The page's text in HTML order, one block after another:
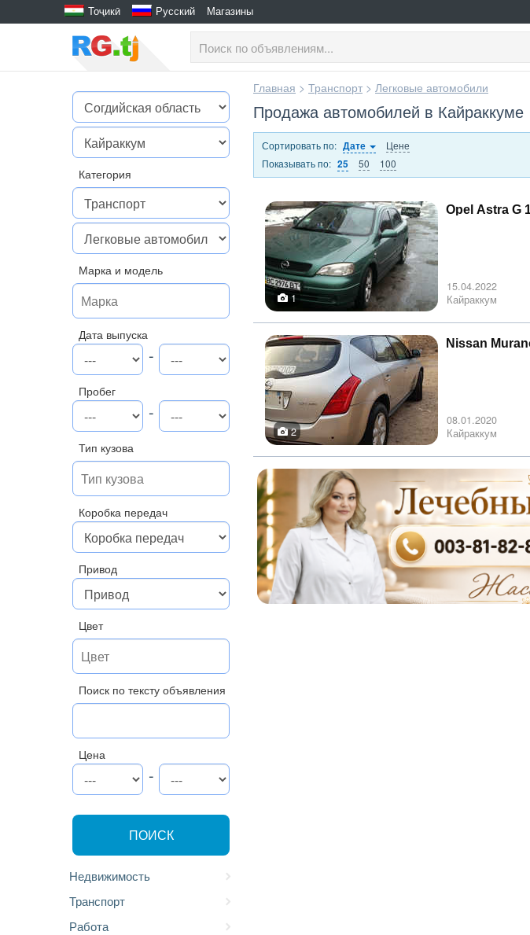
Тоҷикӣ Русский Магазины
Категория
Марка и модель
Дата выпуска
-
Пробег
-
Тип кузова
Коробка передач
Привод
Цвет
Поиск по тексту объявления
Цена
-
ПОИСК
Недвижимость
Транспорт
Работа
Главная > Транспорт > Легковые автомобили
Продажа автомобилей в Кайраккуме
Сортировать по: Дате
Цене
Показывать по: 25 50 100
Opel Astra G
15.04.2022
1
Кайраккум
Nissan
08.01.2020
2
Кайраккум